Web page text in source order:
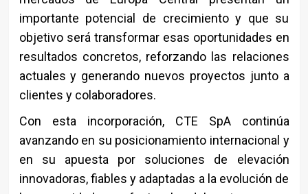
importante potencial de crecimiento y que su
objetivo será transformar esas oportunidades en
resultados concretos, reforzando las relaciones
actuales y generando nuevos proyectos junto a
clientes y colaboradores.
Con esta incorporación, CTE SpA continúa
avanzando en su posicionamiento internacional y
en su apuesta por soluciones de elevación
innovadoras, fiables y adaptadas a la evolución de